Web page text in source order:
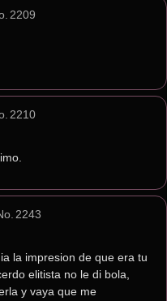
2209
2210
2243
la impresion de que era tu
elitista no le di bola,
y vaya que me